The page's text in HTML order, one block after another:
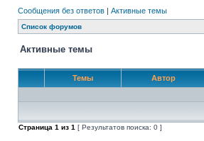
Сообщения без ответов | Активные темы
Список форумов
Активные темы
Темы Автор
Страница 1 из 1 [ Результатов поиска: 0 ]